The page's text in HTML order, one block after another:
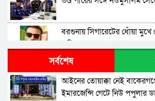
বরগুনায় সিগারেটের ধোঁয়া মুখে
কুপিয়ে হত্যা
বরগুনায় বৈষম্যবিরোধী
মিছিলে প্রেম, এবার হলো বিয়ে
সর্বশেষ
​আইনের তোয়াক্কা নেই
ইমারজেন্সি গেটে নিউ পপুলার